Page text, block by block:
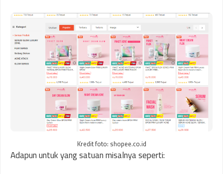
Kredit foto: shopee.co.id
Adapun untuk yang satuan misalnya seperti: